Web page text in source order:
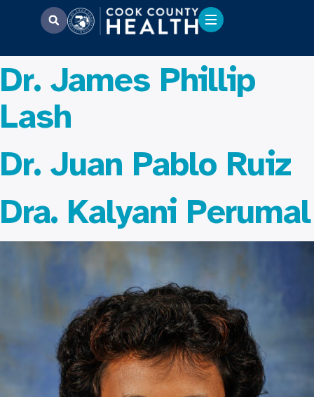
Dr. James Phillip
Lash
Dr. Juan Pablo Ruiz
Dra. Kalyani Perumal